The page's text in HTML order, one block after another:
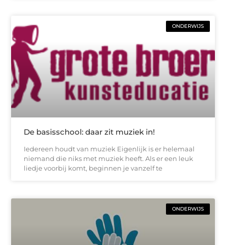
ONDERWIJS
De basisschool: daar zit muziek in!
Iedereen houdt van muziek Eigenlijk is er helemaal
niemand die niks met muziek heeft. Als er een leuk
liedje voorbij komt, beginnen je vanzelf te
ONDERWIJS